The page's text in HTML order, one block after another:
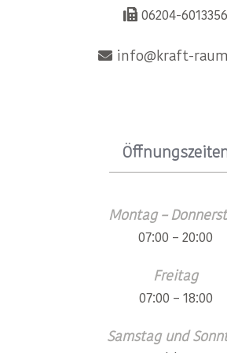
06204-6013356
info@kraft-
Montag –
07:00 – 20:00
Freitag
07:00 – 18:00
Samstag und